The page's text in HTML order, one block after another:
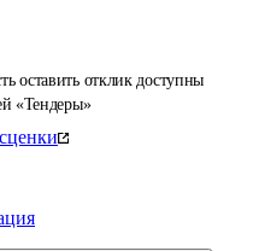
оставить отклик доступны
«Тендеры»